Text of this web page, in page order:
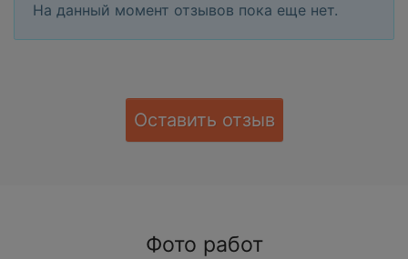
На данный момент отзывов пока еще нет.
Оставить отзыв
Фото работ